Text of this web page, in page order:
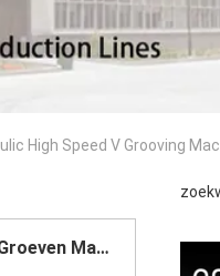
High Speed V Grooving
Hoge snelheid V het Groeven Machine